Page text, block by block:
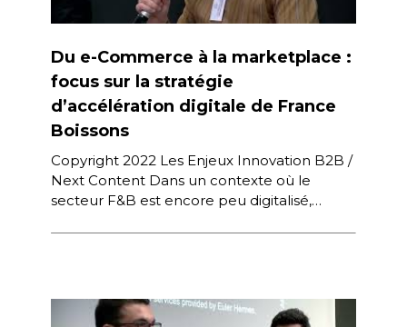
Du e-Commerce à la marketplace :
focus sur la stratégie
d’accélération digitale de France
Boissons
Copyright 2022 Les Enjeux Innovation B2B /
Next Content Dans un contexte où le
secteur F&B est encore peu digitalisé,